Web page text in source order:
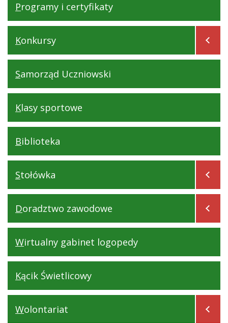
Programy i certyfikaty
Konkursy
Samorząd Uczniowski
Klasy sportowe
Biblioteka
Stołówka
Doradztwo zawodowe
Wirtualny gabinet logopedy
Kącik Świetlicowy
Wolontariat